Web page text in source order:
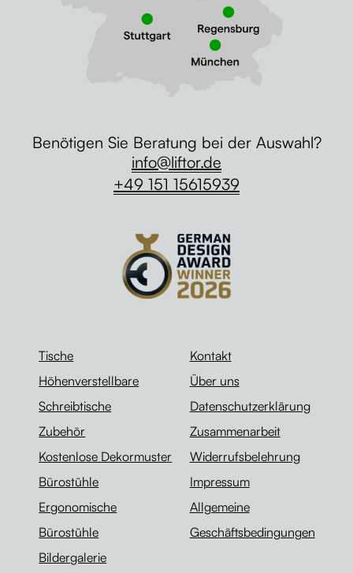
Tische
Höhenverstellbare
Schreibtische
Zubehör
Kostenlose Dekormuster
Bürostühle
Ergonomische
Bürostühle
Bildergalerie
Kontakt
Über uns
Datenschutzerklärung
Zusammenarbeit
Widerrufsbelehrung
Impressum
Allgemeine
Geschäftsbedingungen
Benötigen Sie Beratung bei der Auswahl?
info@liftor.de
+49 151 15615939